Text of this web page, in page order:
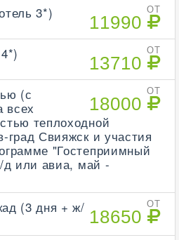
ОТ
11990
3*)
ОТ
13710
ОТ
18000
(с
всех
теплоходной
град Свияжск и участия
"Гостеприимный
или авиа, май -
ОТ
18650
(3 дня + ж/